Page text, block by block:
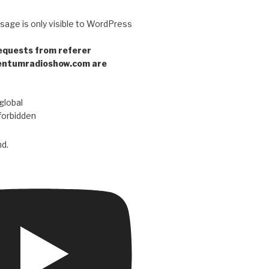
is only visible to WordPress
from referer
are